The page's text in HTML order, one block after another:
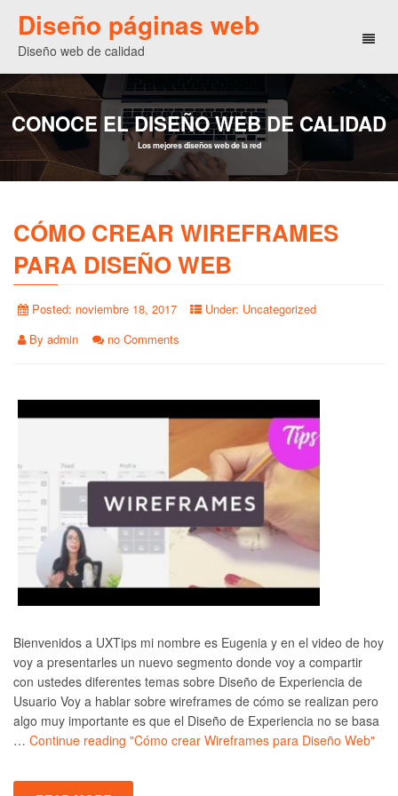
Diseño páginas web
Diseño web de calidad
CONOCE EL DISEÑO WEB DE CALIDAD
Los mejores diseños web de la red
CÓMO CREAR WIREFRAMES
PARA DISEÑO WEB
Posted: noviembre 18, 2017 Under: Uncategorized
By admin no Comments
Bienvenidos a UXTips mi nombre es Eugenia y en el video de hoy
voy a presentarles un nuevo segmento donde voy a compartir
con ustedes diferentes temas sobre Diseño de Experiencia de
Usuario Voy a hablar sobre wireframes de cómo se realizan pero
algo muy importante es que el Diseño de Experiencia no se basa
… Continue reading "Cómo crear Wireframes para Diseño Web"